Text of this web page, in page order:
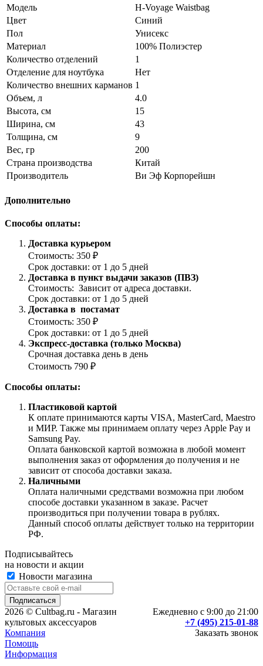
Модель
H-Voyage Waistbag
Цвет
Синий
Пол
Унисекс
Материал
100% Полиэстер
Количество отделений
1
Отделение для ноутбука
Нет
Количество внешних карманов 1
Объем, л
4.0
Высота, см
15
Ширина, см
43
Толщина, см
9
Вес, гр
200
Страна производства
Китай
Производитель
Ви Эф Корпорейшн
Дополнительно
Способы оплаты:
Доставка курьером
Стоимость: 350 ₽
Срок доставки: от 1 до 5 дней
Доставка в пункт выдачи заказов (ПВЗ)
Стоимость: Зависит от адреса доставки.
Срок доставки: от 1 до 5 дней
Доставка в постамат
Стоимость: 350 ₽
Срок доставки: от 1 до 5 дней
Экспресс-доставка (только Москва)
Срочная доставка день в день
Стоимость 790 ₽
Способы оплаты:
Пластиковой картой
К оплате принимаются карты VISA, MasterCard, Maestro
и МИР. Также мы принимаем оплату через Apple Pay и
Samsung Pay.
Оплата банковской картой возможна в любой момент
выполнения заказ от оформления до получения и не
зависит от способа доставки заказа.
Наличными
Оплата наличными средствами возможна при любом
способе доставки указанном в заказе. Расчет
производиться при получении товара в рублях.
Данный способ оплаты действует только на территории
РФ.
Подписывайтесь
на новости и акции
Новости магазина
Ежедневно с 9:00 до 21:00
+7 (495) 215-01-88
Заказать звонок
2026 © Cultbag.ru - Магазин
культовых аксессуаров
Компания
Помощь
Информация